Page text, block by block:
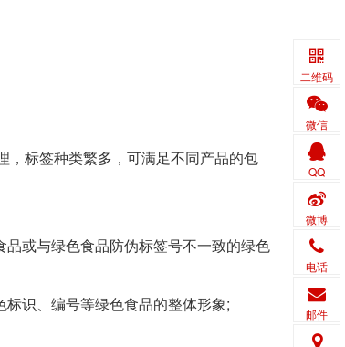
标签种类繁多，可满足不同产品的包
或与绿色食品防伪标签号不一致的绿色
识、编号等绿色食品的整体形象;
二维码
微信
QQ
微博
电话
邮件